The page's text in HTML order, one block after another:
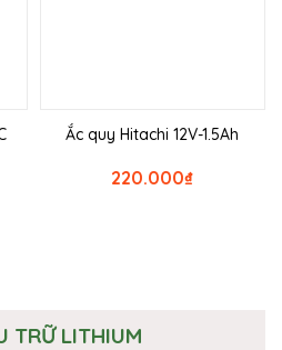
Ắc quy Hitachi 12V-1.5Ah
₫
220.000
TRỮ LITHIUM